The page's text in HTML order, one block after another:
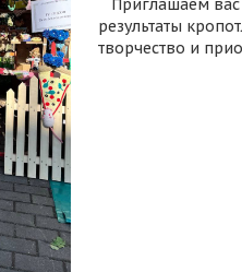
Приглашаем вас
результаты
творчество и